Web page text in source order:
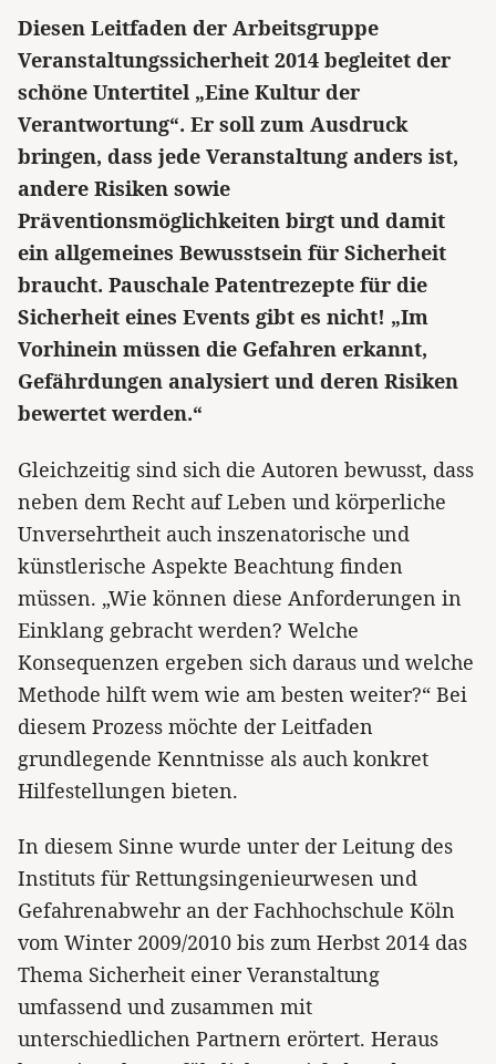
Diesen Leitfaden der Arbeitsgruppe
Veranstaltungssicherheit 2014 begleitet der
schöne Untertitel „Eine Kultur der
Verantwortung“. Er soll zum Ausdruck
bringen, dass jede Veranstaltung anders ist,
andere Risiken sowie
Präventionsmöglichkeiten birgt und damit
ein allgemeines Bewusstsein für Sicherheit
braucht. Pauschale Patentrezepte für die
Sicherheit eines Events gibt es nicht! „Im
Vorhinein müssen die Gefahren erkannt,
Gefährdungen analysiert und deren Risiken
bewertet werden.“
Gleichzeitig sind sich die Autoren bewusst, dass
neben dem Recht auf Leben und körperliche
Unversehrtheit auch inszenatorische und
künstlerische Aspekte Beachtung finden
müssen. „Wie können diese Anforderungen in
Einklang gebracht werden? Welche
Konsequenzen ergeben sich daraus und welche
Methode hilft wem wie am besten weiter?“ Bei
diesem Prozess möchte der Leitfaden
grundlegende Kenntnisse als auch konkret
Hilfestellungen bieten.
In diesem Sinne wurde unter der Leitung des
Instituts für Rettungsingenieurwesen und
Gefahrenabwehr an der Fachhochschule Köln
vom Winter 2009/2010 bis zum Herbst 2014 das
Thema Sicherheit einer Veranstaltung
umfassend und zusammen mit
unterschiedlichen Partnern erörtert. Heraus